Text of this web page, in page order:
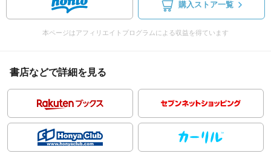
購入ストア一覧
本ページはアフィリエイトプログラムによる収益を得ています
書店などで詳細を見る